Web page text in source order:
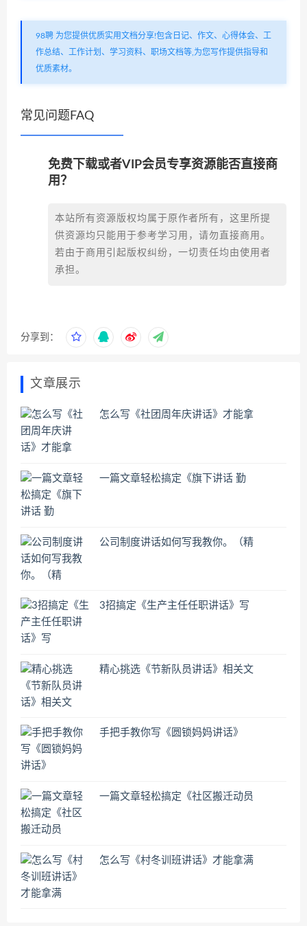
98聘 为您提供优质实用文档分享!包含日记、作文、心得体会、工
作总结、工作计划、学习资料、职场文档等,为您写作提供指导和
优质素材。
常见问题FAQ
免费下载或者VIP会员专享资源能否直接商
用？
本站所有资源版权均属于原作者所有，这里所提
供资源均只能用于参考学习用，请勿直接商用。
若由于商用引起版权纠纷，一切责任均由使用者
承担。
分享到：
文章展示
怎么写《社团周年庆讲话》才能拿
一篇文章轻松搞定《旗下讲话 勤
公司制度讲话如何写我教你。（精
3招搞定《生产主任任职讲话》写
精心挑选《节新队员讲话》相关文
手把手教你写《圆锁妈妈讲话》
一篇文章轻松搞定《社区搬迁动员
怎么写《村冬训班讲话》才能拿满